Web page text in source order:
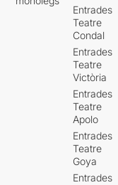
Entrades
Teatre
Condal
Entrades
Teatre
Victòria
Entrades
Teatre
Apolo
Entrades
Teatre
Goya
Entrades